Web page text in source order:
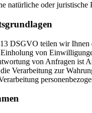
natürliche oder
DSGVO teilen wir Ihnen
von
von Anfragen ist
Verarbeitung zur